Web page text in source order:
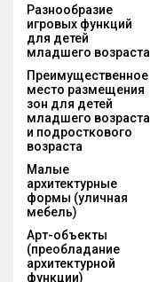
Разнообразие
игровых функций
для детей
младшего возраста
Преимущественное
место размещения
зон для детей
младшего возраста
и подросткового
возраста
Малые
архитектурные
формы (уличная
мебель)
Арт-объекты
(преобладание
архитектурной
функции)